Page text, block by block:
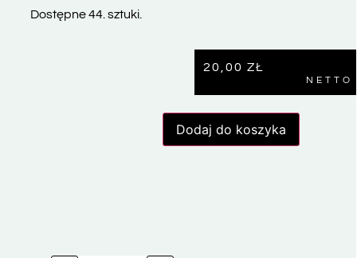
Dostępne 44. sztuki.
20,00 ZŁ
NETTO
Dodaj do koszyka